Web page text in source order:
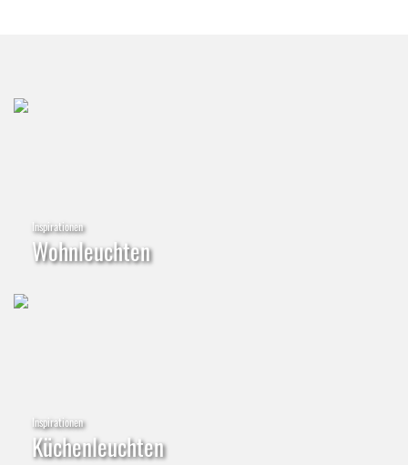
Inspirationen
Wohnleuchten
Inspirationen
Küchenleuchten